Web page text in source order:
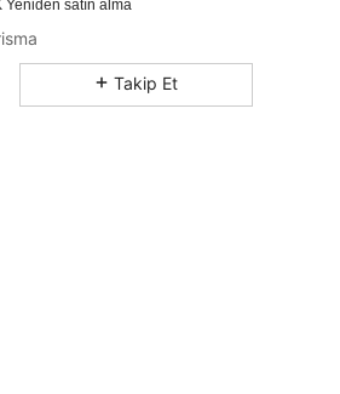
103K
Yeniden satın alma
Takip Et